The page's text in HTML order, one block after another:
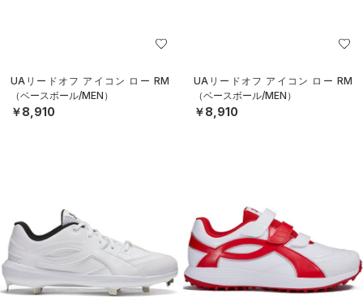
UAリードオフ アイコン ロー RM
（ベースボール/MEN）
￥8,910
UAリードオフ アイコン ロー RM
（ベースボール/MEN）
￥8,910